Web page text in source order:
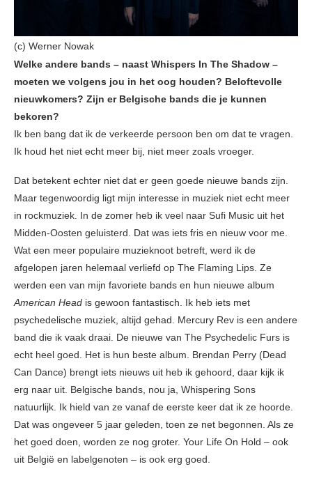
(c) Werner Nowak
Welke andere bands – naast Whispers In The Shadow –
moeten we volgens jou in het oog houden? Beloftevolle
nieuwkomers? Zijn er Belgische bands die je kunnen
bekoren?
Ik ben bang dat ik de verkeerde persoon ben om dat te vragen.
Ik houd het niet echt meer bij, niet meer zoals vroeger.
Dat betekent echter niet dat er geen goede nieuwe bands zijn.
Maar tegenwoordig ligt mijn interesse in muziek niet echt meer
in rockmuziek. In de zomer heb ik veel naar Sufi Music uit het
Midden-Oosten geluisterd. Dat was iets fris en nieuw voor me.
Wat een meer populaire muzieknoot betreft, werd ik de
afgelopen jaren helemaal verliefd op The Flaming Lips. Ze
werden een van mijn favoriete bands en hun nieuwe album
American Head is gewoon fantastisch. Ik heb iets met
psychedelische muziek, altijd gehad. Mercury Rev is een andere
band die ik vaak draai. De nieuwe van The Psychedelic Furs is
echt heel goed. Het is hun beste album. Brendan Perry (Dead
Can Dance) brengt iets nieuws uit heb ik gehoord, daar kijk ik
erg naar uit. Belgische bands, nou ja, Whispering Sons
natuurlijk. Ik hield van ze vanaf de eerste keer dat ik ze hoorde.
Dat was ongeveer 5 jaar geleden, toen ze net begonnen. Als ze
het goed doen, worden ze nog groter. Your Life On Hold – ook
uit België en labelgenoten – is ook erg goed.